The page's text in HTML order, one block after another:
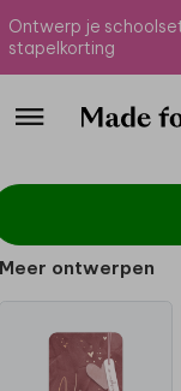
Ontwerp je
stapelkorting
Meer ontwerpen